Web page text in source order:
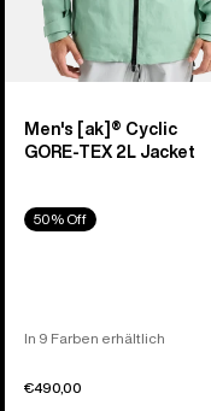
Men's [ak]® Cyclic
GORE‑TEX 2L Jacket
50% Off
In 9 Farben erhältlich
€490,00